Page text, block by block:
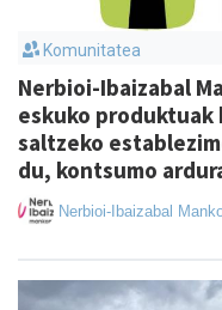
Komunitatea
Nerbioi-Ibaizabal
eskuko
saltzeko
du, kontsumo
Nerbioi-Ibaizabal